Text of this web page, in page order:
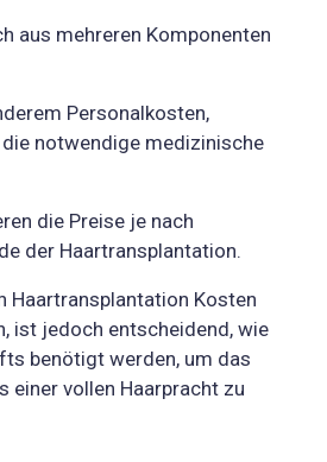
aus mehreren Komponenten
Personalkosten,
notwendige medizinische
die Preise je nach
der Haartransplantation.
Haartransplantation Kosten
ist jedoch entscheidend, wie
benötigt werden, um das
einer vollen Haarpracht zu